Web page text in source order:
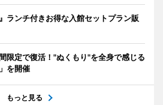
ランチ付きお得な入館セットプラン販
限定で復活！"ぬくもり"を全身で感じる
を開催
もっと見る